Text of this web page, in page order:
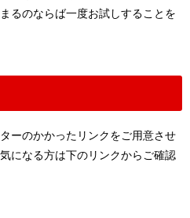
るのならば一度お試しすることを
ーのかかったリンクをご用意させ
になる方は下のリンクからご確認